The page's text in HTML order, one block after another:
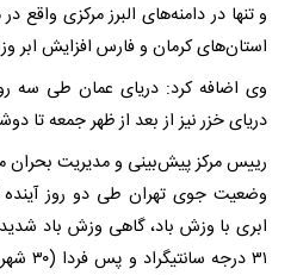
و تنها در دامنه‌های البرز مرکزی واقع
استان‌های کرمان و فارس افزایش ابر
وی اضافه کرد: دریای عمان طی سه
دریای خزر نیز از بعد از ظهر جمعه تا
رییس مرکز پیش‌بینی و مدیریت
۳۱